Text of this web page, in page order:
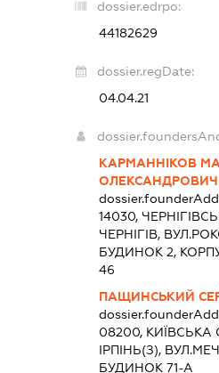
dossier.edrpo:
44182629
dossier.regDate:
04.04.21
КАРМАННІКОВ
ОЛЕКСАНДРОВИЧ
14030,
ЧЕРНІГІВ,
БУДИНОК 2,
46
ПАЩИНСЬКИЙ
08200, КИЇВСЬКА
ІРПІНЬ(З),
БУДИНОК 71-А